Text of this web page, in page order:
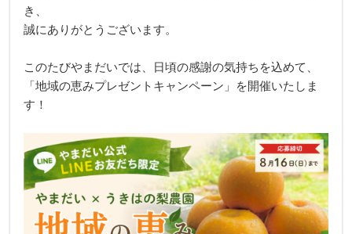
き、
誠にありがとうございます。
このたびやまだいでは、日頃の感謝の気持ちを込めて、
「地域の恵みプレゼントキャンペーン」を開催いたしま
す！